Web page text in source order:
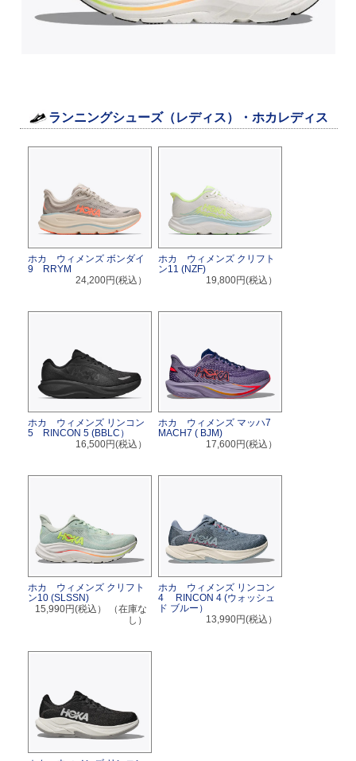
ランニングシューズ（レディス）・ホカレディス
ホカ ウィメンズ ボンダイ
9 RRYM
24,200円(税込）
ホカ ウィメンズ クリフト
ン11 (NZF)
19,800円(税込）
ホカ ウィメンズ リンコン
5 RINCON 5 (BBLC）
16,500円(税込）
ホカ ウィメンズ マッハ7
MACH7 ( BJM)
17,600円(税込）
ホカ ウィメンズ クリフト
ン10 (SLSSN)
15,990円(税込）
（在庫な
し）
ホカ ウィメンズ リンコン
4 RINCON 4 (ウォッシュ
ド ブルー）
13,990円(税込）